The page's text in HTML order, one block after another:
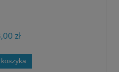
zł